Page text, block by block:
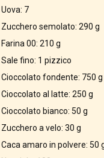
Uova: 7
Zucchero semolato: 290 g
Farina 00: 210 g
Sale fino: 1 pizzico
Cioccolato fondente: 750 g
Cioccolato al latte: 250 g
Cioccolato bianco: 50 g
Zucchero a velo: 30 g
Caca amaro in polvere: 50